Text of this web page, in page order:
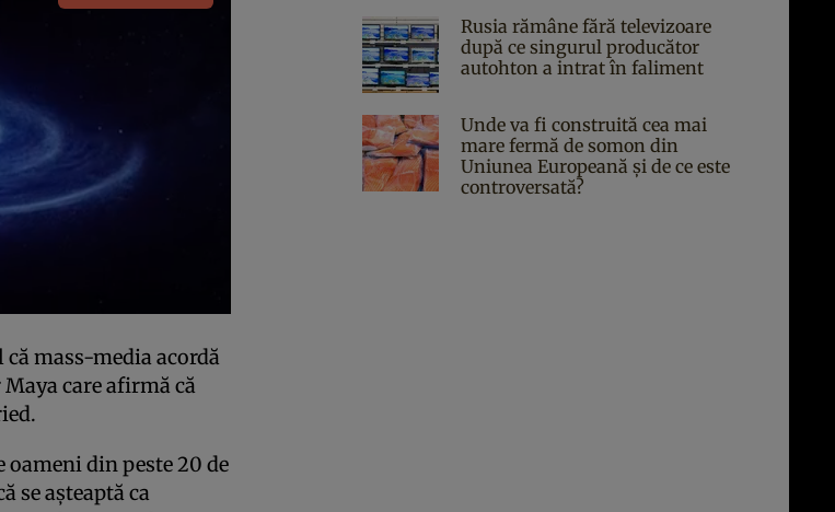
mass-media acordă
care afirmă că
din peste 20 de
se aşteaptă ca
Rusia rămâne fără televizoare
după ce singurul producător
autohton a intrat în faliment
Unde va fi construită cea mai
mare fermă de somon din
Uniunea Europeană și de ce este
controversată?